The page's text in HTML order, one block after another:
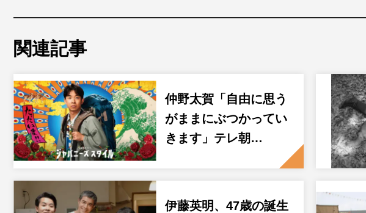
関連記事
仲野太賀「自由に思う
がままにぶつかってい
きます」テレ朝…
伊藤英明、47歳の誕生